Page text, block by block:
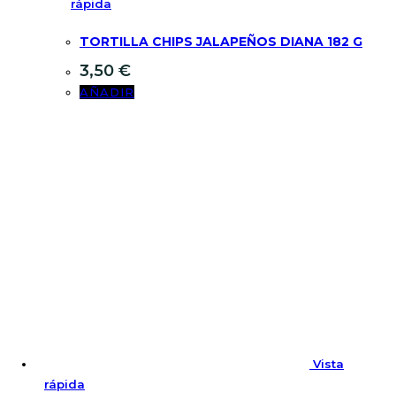
rápida
TORTILLA CHIPS JALAPEÑOS DIANA 182 G
3,50 €
AÑADIR
Vista
rápida